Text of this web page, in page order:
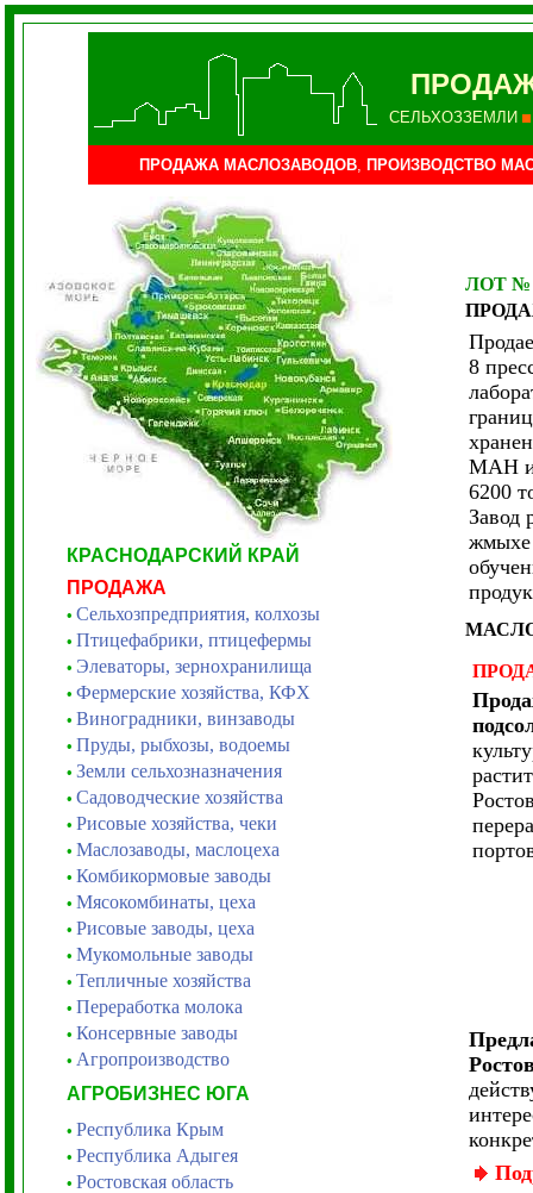
СЕЛЬХОЗЗЕМЛИ
ПРОДАЖА МАСЛОЗАВОДОВ, ПРОИЗВОДСТВО
КРАСНОДАРСКИЙ КРАЙ
ПРОДАЖА
• Сельхозпредприятия, колхозы
• Птицефабрики, птицефермы
• Элеваторы, зернохранилища
• Фермерские хозяйства, КФХ
• Виноградники, винзаводы
• Пруды, рыбхозы, водоемы
• Земли сельхозназначения
• Садоводческие хозяйства
• Рисовые хозяйства, чеки
• Маслозаводы, маслоцеха
• Комбикормовые заводы
• Мясокомбинаты, цеха
• Рисовые заводы, цеха
• Мукомольные заводы
• Тепличные хозяйства
• Переработка молока
• Консервные заводы
• Агропроизводство
АГРОБИЗНЕС ЮГА
• Республика Крым
• Республика Адыгея
• Ростовская область
ЛОТ №
8
МАН и
6200
Завод
жмыхе